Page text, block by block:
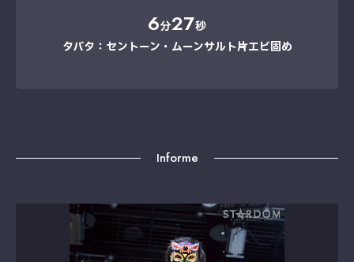
6分27秒
タバタ：セントーン・ムーンサルト→片エビ固め
Informe